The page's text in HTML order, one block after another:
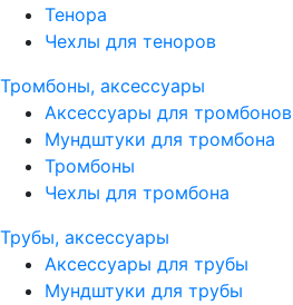
Тенора
Чехлы для теноров
Тромбоны, аксессуары
Аксессуары для тромбонов
Мундштуки для тромбона
Тромбоны
Чехлы для тромбона
Трубы, аксессуары
Аксессуары для трубы
Мундштуки для трубы